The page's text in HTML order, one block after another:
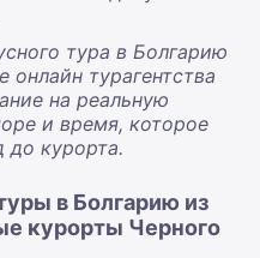
тура в Болгарию
онлайн турагентства
на реальную
и время, которое
до курорта.
в Болгарию из
курорты Черного